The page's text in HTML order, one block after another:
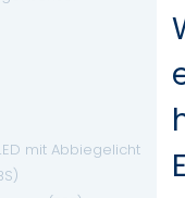
mit Abbiegelicht